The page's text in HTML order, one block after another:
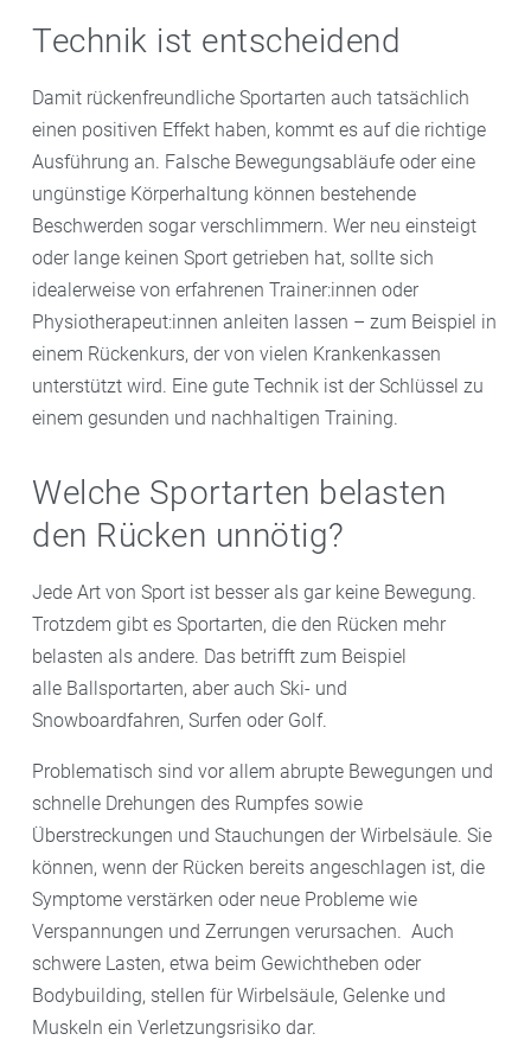
Technik ist entscheidend
Damit rückenfreundliche Sportarten auch tatsächlich
einen positiven Effekt haben, kommt es auf die richtige
Ausführung an. Falsche Bewegungsabläufe oder eine
ungünstige Körperhaltung können bestehende
Beschwerden sogar verschlimmern. Wer neu einsteigt
oder lange keinen Sport getrieben hat, sollte sich
idealerweise von erfahrenen Trainer:innen oder
Physiotherapeut:innen anleiten lassen – zum Beispiel in
einem Rückenkurs, der von vielen Krankenkassen
unterstützt wird. Eine gute Technik ist der Schlüssel zu
einem gesunden und nachhaltigen Training.
Welche Sportarten belasten
den Rücken unnötig?
Jede Art von Sport ist besser als gar keine Bewegung.
Trotzdem gibt es Sportarten, die den Rücken mehr
belasten als andere. Das betrifft zum Beispiel
alle Ballsportarten, aber auch Ski- und
Snowboardfahren, Surfen oder Golf.
Problematisch sind vor allem abrupte Bewegungen und
schnelle Drehungen des Rumpfes sowie
Überstreckungen und Stauchungen der Wirbelsäule. Sie
können, wenn der Rücken bereits angeschlagen ist, die
Symptome verstärken oder neue Probleme wie
Verspannungen und Zerrungen verursachen. Auch
schwere Lasten, etwa beim Gewichtheben oder
Bodybuilding, stellen für Wirbelsäule, Gelenke und
Muskeln ein Verletzungsrisiko dar.